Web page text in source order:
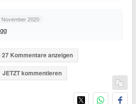
November 2020
27 Kommentare anzeigen
JETZT kommentieren